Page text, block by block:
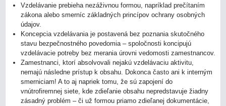
Vzdelávanie prebieha nezáživnou formou, napríklad prečítaním
zákona alebo smerníc základných princípov ochrany osobných
údajov.
Koncepcia vzdelávania je postavená bez poznania skutočného
stavu bezpečnostného povedomia – spoločnosti koncipujú
vzdelávacie potreby bez merania úrovni vedomosti zamestnancov.
Zamestnanci, ktorí absolvovali nejakú vzdelávaciu aktivitu,
nemajú následne prístup k obsahu. Dokonca často ani k interným
smerniciam! A to aj napriek tomu, že sú zapojení do
vnútrofiremnej siete, kde zdieľanie obsahu nepredstavuje žiadny
zásadný problém – či už formou priamo zdieľanej dokumentácie,